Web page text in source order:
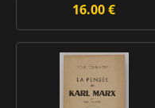
16.00 €